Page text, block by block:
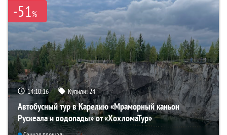
-51%
14:10:14 Купили:24
Автобусный тур в Карелию «Мраморный каньон
Рускеала и водопады» от «ХохломаТур»